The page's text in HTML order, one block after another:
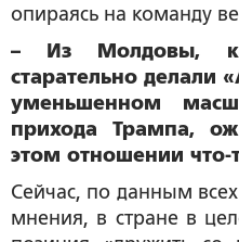
опираясь на команду
– Из Молдовы,
старательно делали
уменьшенном
прихода Трампа,
этом отношении что-
Сейчас, по данным
мнения, в стране в